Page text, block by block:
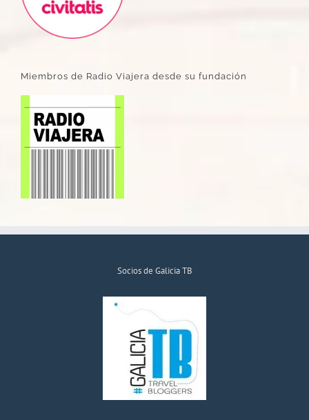
Miembros de Radio Viajera desde su fundación
Socios de Galicia TB